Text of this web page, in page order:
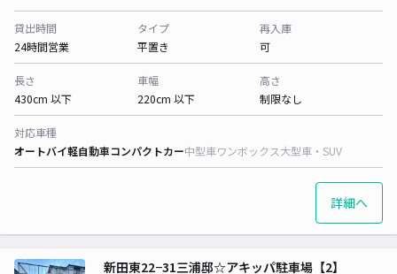
貸出時間
24時間営業
タイプ
平置き
再入庫
可
長さ
430cm 以下
車幅
220cm 以下
高さ
制限なし
対応車種
オートバイ軽自動車コンパクトカー中型車ワンボックス大型車・SUV
詳細へ
新田東22−31三浦邸☆アキッパ駐車場【2】